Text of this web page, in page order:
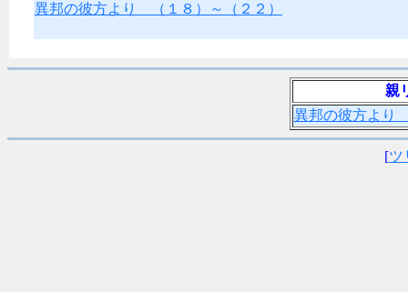
異邦の彼方より （１８）～（２２）
親
異邦の彼方より
[ツ